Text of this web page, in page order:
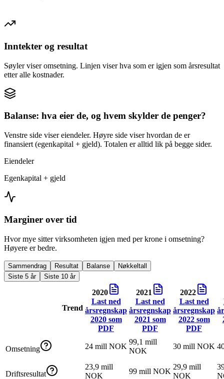
Inntekter og resultat
Søyler viser omsetning. Linjen viser hva som er igjen som årsresultat
etter alle kostnader.
Balanse: hva eier de, og hvem skylder de penger?
Venstre side viser eiendeler. Høyre side viser hvordan de er
finansiert (egenkapital + gjeld). Totalen er alltid lik på begge sider.
Eiendeler
Egenkapital + gjeld
Marginer over tid
Hvor mye sitter virksomheten igjen med per krone i omsetning?
Høyere er bedre.
Sammendrag Resultat Balanse
Nøkkeltall
Siste 5 år
Siste 10 år
Trend
2020
Last ned
årsregnskap
2020som
PDF
2021
Last ned
årsregnskap
2021 som
PDF
2022
Last ned
årsregnskap
2022som
PDF
Omsetning 24 mill NOK
99,1 mill
NOK
30 mill NOK
Driftsresultat
23,9 mill
NOK
99 mill NOK
29,9 mill
NOK